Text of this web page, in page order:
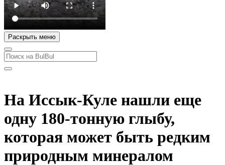
Раскрыть меню
На Иссык-Куле нашли еще
одну 180-тонную глыбу,
которая может быть редким
природным минералом